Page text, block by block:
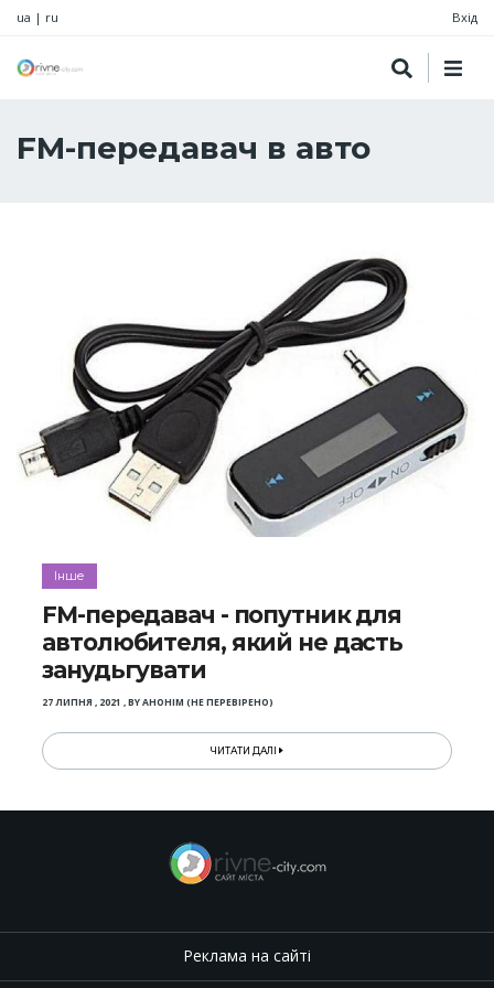
ua | ru Вхід
FM-передавач в авто
Інше
FM-передавач - попутник для
автолюбителя, який не дасть
занудьгувати
27 ЛИПНЯ , 2021 ,BYАНОНІМ (НЕ ПЕРЕВІРЕНО)
ЧИТАТИ ДАЛІ
Реклама на сайті